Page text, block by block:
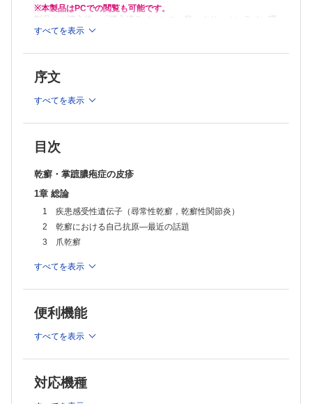
7 上皮-免疫微小環境（EIME）
8 乾癬と腫瘍壊死因子α（TNF-α）
9 乾癬とIL-23/Th17 axis, IL-36
11 乾癬のかゆみ
12 Köbner 現象，photo-Köbner 現象，Renbök 現象
Column Renbök 現象
13 尋常性乾癬と感染症
15 乾癬と喫煙
16 全身性炎症性疾患
Column 乾癬と肉芽腫の接点
Column 乾癬と全身性エリテマトーデス
Column 乾癬と全身性強皮症
Column 乾癬と皮膚筋炎
17 尋常性乾癬と鑑別すべき疾患
Column 乾癬と扁平苔癬―相違点と類似点
Column なぜ頭部乾癬は治りにくいか？
21 生物学的製剤
22 クリニックの乾癬治療
3章 乾癬の特殊型
2 乾癬性紅皮症の病態
Column 頭部乾癬と脂漏性皮膚炎をどう鑑別するか？
※本製品はPCでの閲覧も可能です。
製品のご購入後、「購入済ライセンス一覧」より、オンライン環
境で閲覧可能なPDF版をご覧いただけます。詳細は
推奨ブラウザ： Firefox 最新版 / Google Chrome 最新版 / Safari
すべてを表示
序文
すべてを表示
目次
乾癬・掌蹠膿疱症の皮疹
1章 総論
1 疾患感受性遺伝子（尋常性乾癬，乾癬性関節炎）
2 乾癬における自己抗原―最近の話題
3 爪乾癬
Column superimposed psoriasis（superimposed linear
6 アドヒアランス・治療満足度
7 患者会の現状
2 尋常性乾癬の病因・病態の歴史
すべてを表示
便利機能
すべてを表示
対応機種